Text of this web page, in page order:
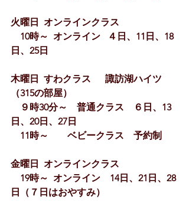
火曜日  オンラインクラス
10時～  オンライン   ４日、11日、18
日、25日
木曜日  すわクラス　  諏訪湖ハイツ
（315の部屋）
９時30分～　普通クラス　６日、13
日、20日、27日
11時～　　ベビークラス　予約制
金曜日  オンラインクラス
19時～  オンライン　14日、21日、28
日（７日はおやすみ）